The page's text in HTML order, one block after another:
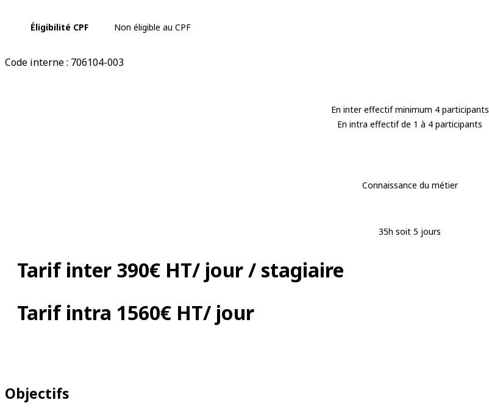
Éligibilité CPF Non éligible au CPF
Code interne : 706104-003
En inter effectif minimum 4 participants
En intra effectif de 1 à 4 participants
Connaissance du métier
35h soit 5 jours
Tarif inter 390€ HT/ jour / stagiaire
Tarif intra 1560€ HT/ jour
Objectifs